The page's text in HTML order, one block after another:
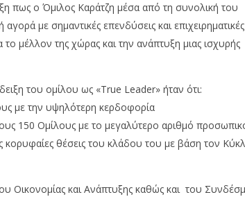
Cenergy άνοδο
Metlen, με γάλλιο, σκάνδιο,
pressroom
πως ο Όμιλος Καράτζη μέσα από τη συνολική του
με σημαντικές επενδύσεις και επιχειρηματικές
μέλλον της χώρας και την ανάπτυξη μιας ισχυρής
του ομίλου ως «True Leader» ήταν ότι:
με την υψηλότερη κερδοφορία
150 Ομίλους με το μεγαλύτερο αριθμό
κορυφαίες θέσεις του κλάδου του με βάση τον
Οικονομίας και Ανάπτυξης καθώς και του